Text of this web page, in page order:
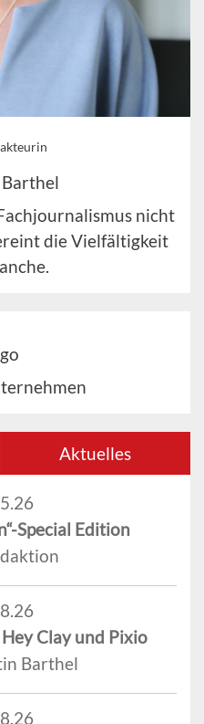
nicht
die Vielfältigkeit
Aktuelles
Special Edition
Clay und Pixio
Barthel